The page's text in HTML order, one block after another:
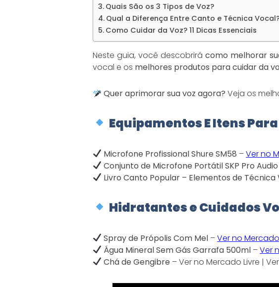
Quais São os 3 Tipos de Voz?
Qual a Diferença Entre Canto e Técnica
Como Cuidar da Voz? 11 Dicas Essenciais
Neste guia, você descobrirácomo melhorar
vocal e os melhores produtos para cuidar da
Quer aprimorar sua voz agora? Veja os
Equipamentos E Itens
Microfone Profissional Shure SM58 –Ver no
Conjunto de Microfone PortátilSKP Pro Audio
Livro Canto Popular – Elementos de
Hidratantes e Cuidados
Spray de Própolis Com Mel –Ver no
Água Mineral Sem Gás Garrafa 500ml –Ver
Chá de Gengibre –Ver no Mercado Livre |